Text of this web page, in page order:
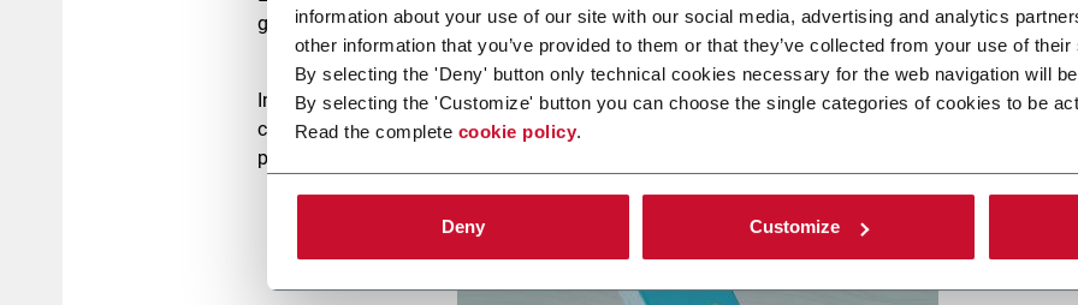
information about your use of our site with our social media, advertising and analytics
other information that you’ve provided to them or that they’ve collected from your use of
By selecting the 'Deny' button only technical cookies necessary for the web navigation will
By selecting the 'Customize' button you can choose the single categories of cookies to be
Read the complete cookie policy.
Deny Customize
globale del packaging di tali prodotti vedrà una crescita annuale del 4,3% entro il 2024.
In un così florido panorama, la vera sfida per i packaging designer di cosmetici è quella di creare
confezione originale, innovativa e creativa - che sia inoltre sufficientemente resistente da
prodotto che contiene ed in grado di rispondere agli ultimi trend di mercato.